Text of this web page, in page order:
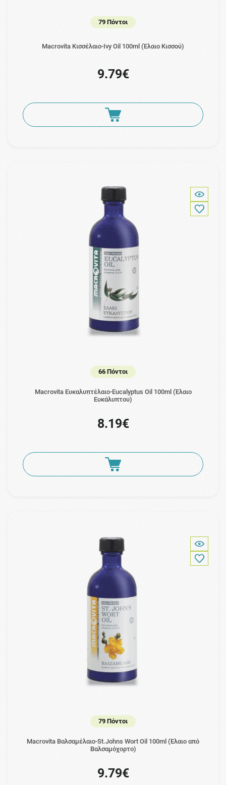
79 Πόντοι
Macrovita Κισσέλαιο-Ivy Oil 100ml (Έλαιο Κισσού)
9.79€
66 Πόντοι
Macrovita Ευκαλυπτέλαιο-Eucalyptus Oil 100ml (Έλαιο
Ευκάλυπτου)
8.19€
79 Πόντοι
Macrovita Βαλσαμέλαιο-St.Johns Wort Oil 100ml (Έλαιο από
Βαλσαμόχορτο)
9.79€